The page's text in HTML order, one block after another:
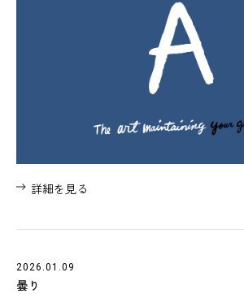
詳細を見る
2026.01.09
曇り